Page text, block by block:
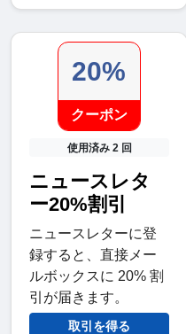
20%
クーポン
使用済み 2 回
ニュースレタ
ー20%割引
ニュースレターに登
録すると、直接メー
ルボックスに 20% 割
引が届きます。
取引を得る